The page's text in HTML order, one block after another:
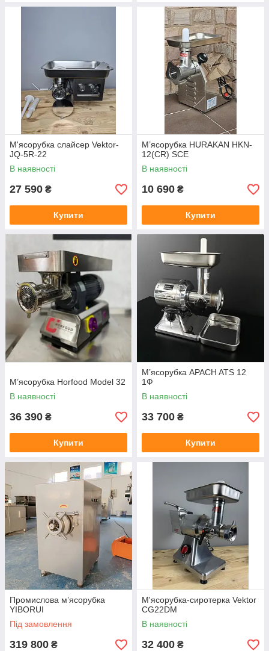
М'ясорубка слайсер Vektor-
JQ-5R-22
В наявності
27 590 ₴
Купити
М’ясорубка HURAKAN HKN-
12(CR) SCE
В наявності
10 690 ₴
Купити
М’ясорубка Horfood Model 32
В наявності
36 390 ₴
Купити
М’ясорубка APACH ATS 12
1Ф
В наявності
33 700 ₴
Купити
Промислова м’ясорубка
YIBORUI
Під замовлення
319 800 ₴
М'ясорубка-сиротерка Vektor
CG22DM
В наявності
32 400 ₴